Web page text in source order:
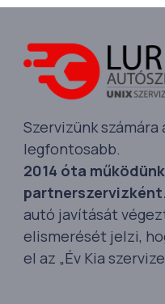
Szervizünk
legfontosabb.
2014 óta
autó javítását
elismerését jelzi,
el az „Év Kia